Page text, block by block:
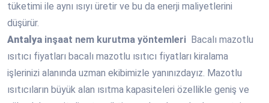
tüketimi ile aynı ısıyı üretir ve bu da enerji maliyetlerini
düşürür.
Antalya inşaat nem kurutma yöntemleri Bacalı mazotlu
ısıtıcı fiyatları bacalı mazotlu ısıtıcı fiyatları kiralama
işlerinizi alanında uzman ekibimizle yanınızdayız. Mazotlu
ısıtıcıların büyük alan ısıtma kapasiteleri özellikle geniş ve